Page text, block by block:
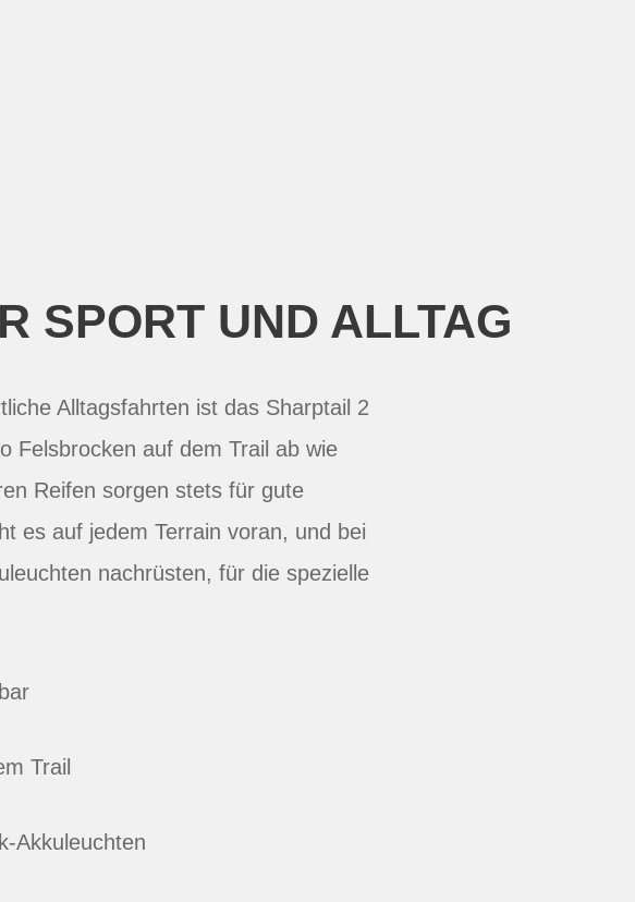
SPORT UND ALLTAG
Alltagsfahrten ist das Sharptail 2
Felsbrocken auf dem Trail ab wie
Reifen sorgen stets für gute
es auf jedem Terrain voran, und bei
nachrüsten, für die spezielle
Trail
Akkuleuchten